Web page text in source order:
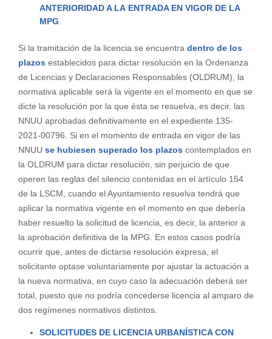
ANTERIORIDAD A LA ENTRADA EN VIGOR DE LA
MPG
Si la tramitación de la licencia se encuentra dentro de los
plazos establecidos para dictar resolución en la Ordenanza
de Licencias y Declaraciones Responsables (OLDRUM), la
normativa aplicable será la vigente en el momento en que se
dicte la resolución por la que ésta se resuelva, es decir, las
NNUU aprobadas definitivamente en el expediente 135-
2021-00796. Si en el momento de entrada en vigor de las
NNUU se hubiesen superado los plazos contemplados en
la OLDRUM para dictar resolución, sin perjuicio de que
operen las reglas del silencio contenidas en el artículo 154
de la LSCM, cuando el Ayuntamiento resuelva tendrá que
aplicar la normativa vigente en el momento en que debería
haber resuelto la solicitud de licencia, es decir, la anterior a
la aprobación definitiva de la MPG. En estos casos podría
ocurrir que, antes de dictarse resolución expresa, el
solicitante optase voluntariamente por ajustar la actuación a
la nueva normativa, en cuyo caso la adecuación deberá ser
total, puesto que no podría concederse licencia al amparo de
dos regímenes normativos distintos.
SOLICITUDES DE LICENCIA URBANÍSTICA CON